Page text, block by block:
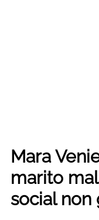
Mara
marito
social non